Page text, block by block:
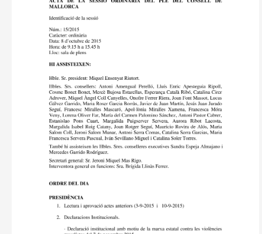
CONSELL DE MALLORCA
SEU ELECTRÒNICA
MALLORCA.ES
TRANSPARÈNCIA